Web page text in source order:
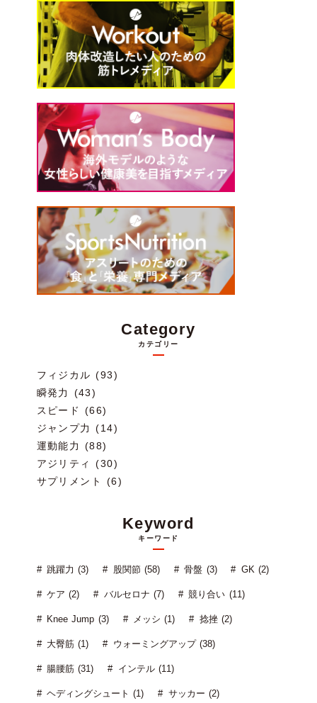
Category
カテゴリー
フィジカル (93)
瞬発力 (43)
スピード (66)
ジャンプ力 (14)
運動能力 (88)
アジリティ (30)
サプリメント (6)
Keyword
キーワード
跳躍力 (3) 股関節 (58) 骨盤 (3) GK (2)
ケア (2) バルセロナ (7) 競り合い (11)
Knee Jump (3) メッシ (1) 捻挫 (2)
大臀筋 (1) ウォーミングアップ (38)
腸腰筋 (31) インテル (11)
ヘディングシュート (1) サッカー (2)